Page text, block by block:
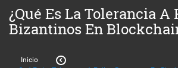
¿Qué Es La Tolerancia A
Bizantinos En
Inicio